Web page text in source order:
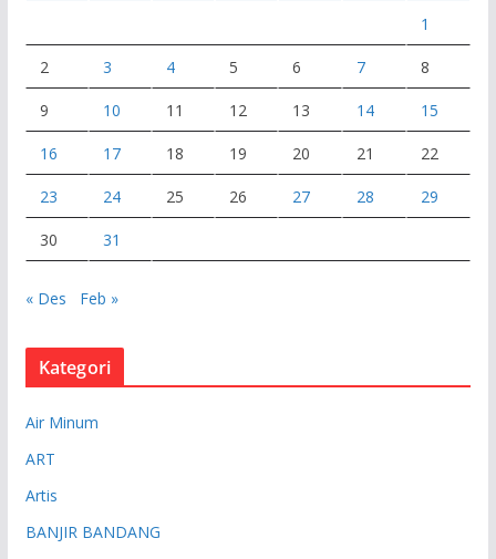
1
2 3 4 5 6 7 8
9 10 11 12 13 14 15
16 17 18 19 20 21 22
23 24 25 26 27 28 29
30 31
« Des Feb »
Kategori
Air Minum
ART
Artis
BANJIR BANDANG